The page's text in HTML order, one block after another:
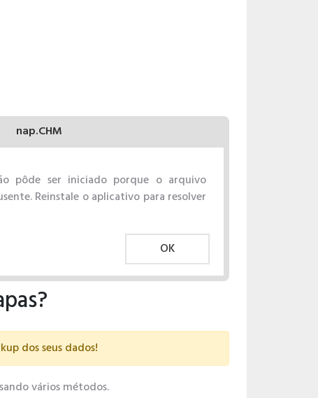
nap.CHM
pôde ser iniciado porque o arquivo
Reinstale o aplicativo para resolver
OK
dos seus dados!
vários métodos.